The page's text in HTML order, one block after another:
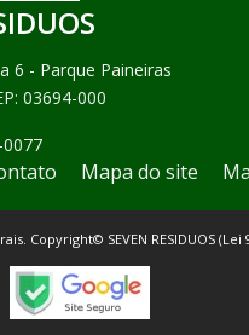
6 - Parque Paineiras
03694-000
Mapa do site
SEVEN RESIDUOS (Lei